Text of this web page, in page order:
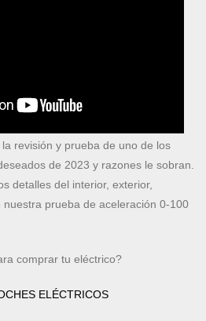
revisión y prueba de uno de los
de 2023 y razones le sobran.
detalles del interior, exterior,
prueba de aceleración 0-100
comprar tu eléctrico?
ELÉCTRICOS